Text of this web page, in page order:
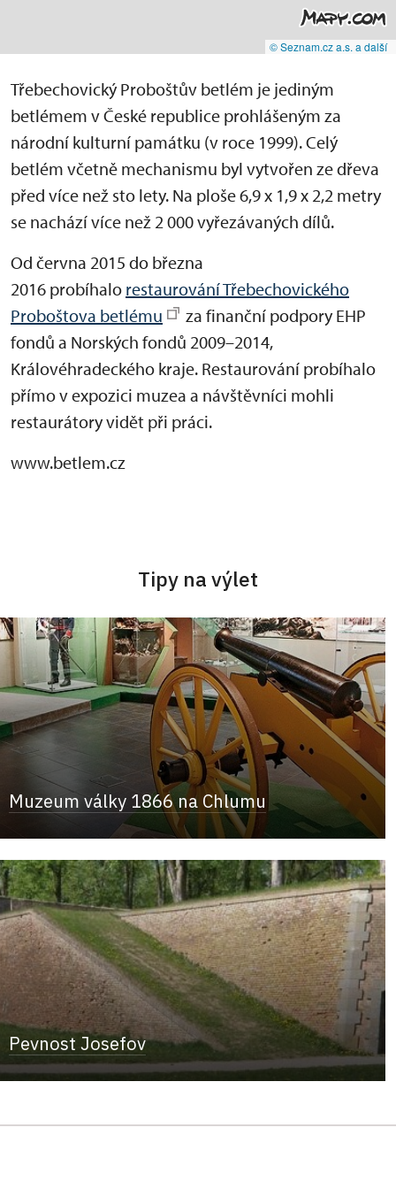
© Seznam.cz a.s. a další
Třebechovický Proboštův betlém je jediným
betlémem v České republice prohlášeným za
národní kulturní památku (v roce 1999). Celý
betlém včetně mechanismu byl vytvořen ze dřeva
před více než sto lety. Na ploše 6,9 x 1,9 x 2,2 metry
se nachází více než 2 000 vyřezávaných dílů.
Od června 2015 do března
2016 probíhalo restaurování Třebechovického
Proboštova betlému
za finanční podpory EHP
fondů a Norských fondů 2009–2014,
Královéhradeckého kraje. Restaurování probíhalo
přímo v expozici muzea a návštěvníci mohli
restaurátory vidět při práci.
www.betlem.cz
Tipy na výlet
Muzeum války 1866 na Chlumu
Pevnost Josefov